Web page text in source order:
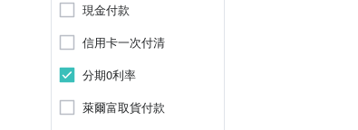
現金付款
信用卡一次付清
分期0利率
萊爾富取貨付款